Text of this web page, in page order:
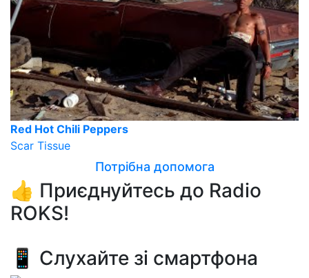
Red Hot Chili Peppers
Scar Tissue
Потрібна допомога
👍 Приєднуйтесь до Radio
ROKS!
📱 Слухайте зі смартфона